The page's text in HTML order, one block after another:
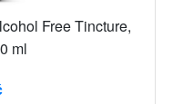
Free Tincture,
ml